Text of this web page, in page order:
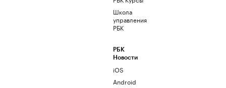
Школа
управления
РБК
РБК
Новости
iOS
Android